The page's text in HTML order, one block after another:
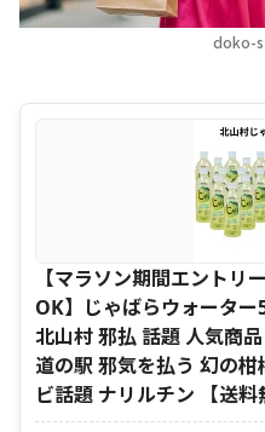
doko-
【マラソン期間エントリ
OK】じゃばらウォータ
北山村 邪払 話題 人気商
道の駅 邪気を払う 幻の
ビ話題 ナリルチン 【送料